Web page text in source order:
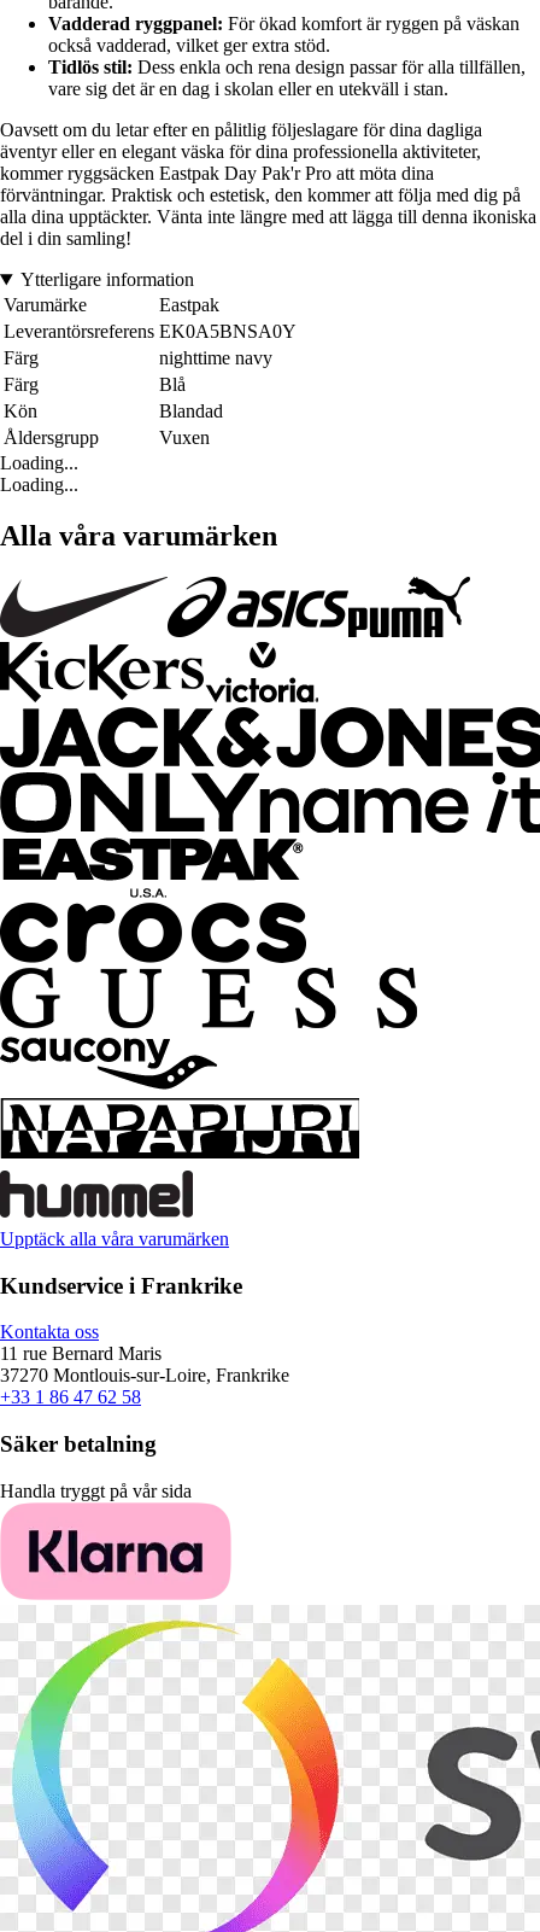
Vadderad ryggpanel: För ökad komfort är ryggen på väskan
också vadderad, vilket ger extra stöd.
Tidlös stil: Dess enkla och rena design passar för alla tillfällen,
vare sig det är en dag i skolan eller en utekväll i stan.
Oavsett om du letar efter en pålitlig följeslagare för dina dagliga
äventyr eller en elegant väska för dina professionella aktiviteter,
kommer ryggsäcken Eastpak Day Pak'r Pro att möta dina
förväntningar. Praktisk och estetisk, den kommer att följa med dig på
alla dina upptäckter. Vänta inte längre med att lägga till denna ikoniska
del i din samling!
Ytterligare information
Varumärke
Eastpak
Leverantörsreferens EK0A5BNSA0Y
Färg
nighttime navy
Färg
Blå
Kön
Blandad
Åldersgrupp
Vuxen
Loading...
Loading...
Alla våra varumärken
Upptäck alla våra varumärken
Kundservice i Frankrike
Kontakta oss
11 rue Bernard Maris
37270 Montlouis-sur-Loire, Frankrike
+33 1 86 47 62 58
Säker betalning
Handla tryggt på vår sida